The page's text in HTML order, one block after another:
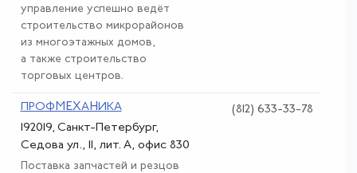
управление успешно ведёт
строительство микрорайонов
из многоэтажных домов,
а также строительство
торговых центров.
ПРОФМЕХАНИКА
192019, Санкт-Петербург,
Седова ул., 11, лит. А, офис 830
Поставка запчастей и резцов
(812) 633-33-78